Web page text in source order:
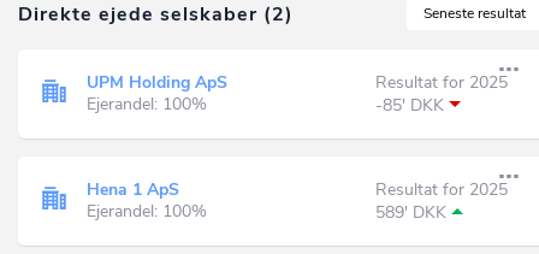
Seneste resultat
Direkte ejede selskaber (2)
UPM Holding ApS
Ejerandel: 100%
Resultat for 2025
-85' DKK
Hena 1 ApS
Ejerandel: 100%
Resultat for 2025
589' DKK